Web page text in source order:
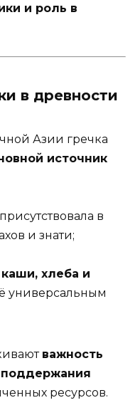
и роль в
в древности
Азии гречка
источник
в
и знати;
каши, хлеба и
универсальным
важность
ресурсов.